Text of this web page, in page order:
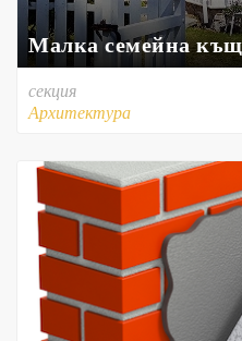
Малка семейна
секция
Архитектура